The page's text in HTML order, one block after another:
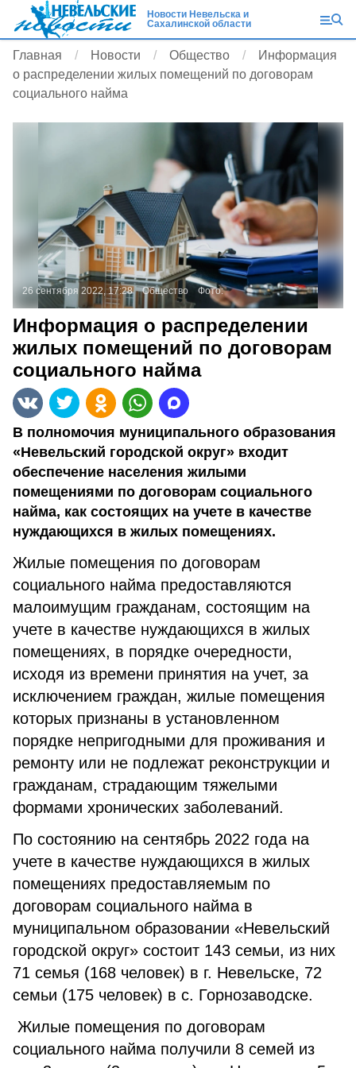
Новости Невельска и
Сахалинской области
Главная Новости Общество
Информация
о распределении жилых помещений по договорам
социального найма
26 сентября 2022, 17:28 Общество Фото:
Информация о распределении
жилых помещений по договорам
социального найма
В полномочия муниципального образования
«Невельский городской округ» входит
обеспечение населения жилыми
помещениями по договорам социального
найма, как состоящих на учете в качестве
нуждающихся в жилых помещениях.
Жилые помещения по договорам
социального найма предоставляются
малоимущим гражданам, состоящим на
учете в качестве нуждающихся в жилых
помещениях, в порядке очередности,
исходя из времени принятия на учет, за
исключением граждан, жилые помещения
которых признаны в установленном
порядке непригодными для проживания и
ремонту или не подлежат реконструкции и
гражданам, страдающим тяжелыми
формами хронических заболеваний.
По состоянию на сентябрь 2022 года на
учете в качестве нуждающихся в жилых
помещениях предоставляемым по
договорам социального найма в
муниципальном образовании «Невельский
городской округ» состоит 143 семьи, из них
71 семья (168 человек) в г. Невельске, 72
семьи (175 человек) в с. Горнозаводске.
Жилые помещения по договорам
социального найма получили 8 семей из